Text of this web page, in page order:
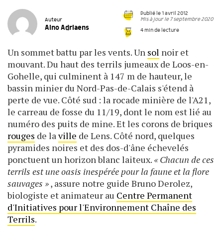
Auteur
Aino Adriaens
Publié le 1 avril 2012
Mis à jour le 7 septembre 2020
4 min de lecture
Un sommet battu par les vents. Un sol noir et
mouvant. Du haut des terrils jumeaux de Loos-en-
Gohelle, qui culminent à 147 m de hauteur, le
bassin minier du Nord-Pas-de-Calais s'étend à
perte de vue. Côté sud : la rocade minière de l'A21,
le carreau de fosse du 11/19, dont le nom est lié au
numéro des puits de mine. Et les corons de briques
rouges de laville de Lens. Côté nord, quelques
pyramides noires et des dos-d'âne échevelés
ponctuent un horizon blanc laiteux. « Chacun de ces
terrils est une oasis inespérée pour la faune et la flore
sauvages », assure notre guide Bruno Derolez,
biologiste et animateur au Centre Permanent
d'Initiatives pour l'Environnement Chaîne des
Terrils.